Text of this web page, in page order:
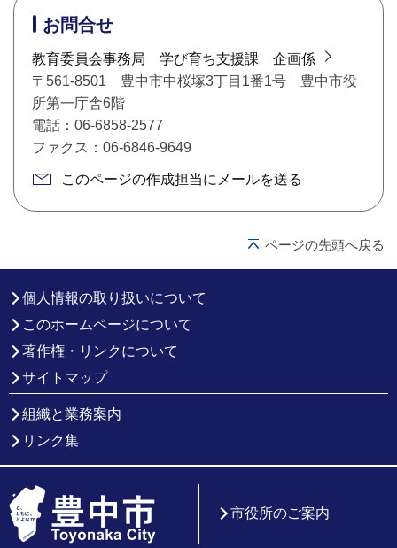
お問合せ
教育委員会事務局 学び育ち支援課 企画係
〒561-8501 豊中市中桜塚3丁目1番1号 豊中市役
所第一庁舎6階
電話：06-6858-2577
ファクス：06-6846-9649
このページの作成担当にメールを送る
ページの先頭へ戻る
個人情報の取り扱いについて
このホームページについて
著作権・リンクについて
サイトマップ
組織と業務案内
リンク集
市役所のご案内